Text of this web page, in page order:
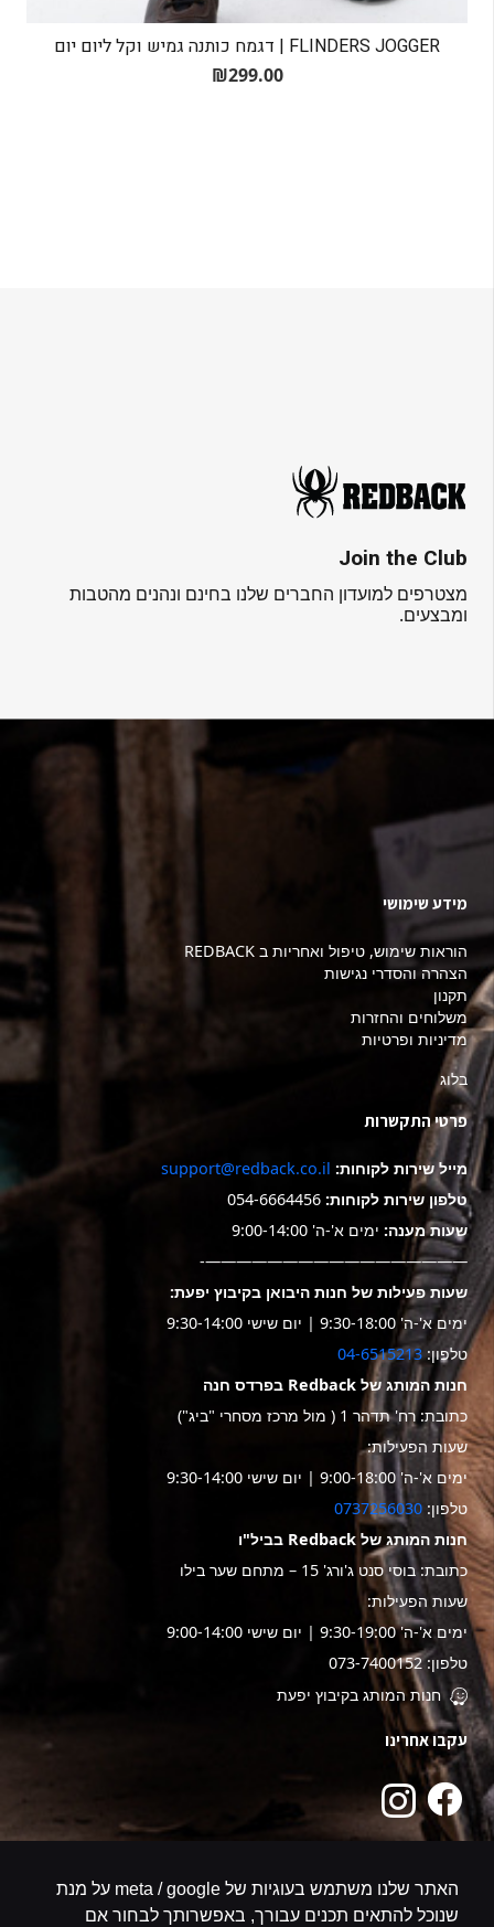
FLINDERS JOGGER | דגמח כותנה גמיש וקל ליום יום
₪299.00
Join the Club
מצטרפים למועדון החברים שלנו בחינם ונהנים מהטבות
ומבצעים.
מידע שימושי
הוראות שימוש, טיפול ואחריות ב REDBACK
הצהרה והסדרי נגישות
תקנון
משלוחים והחזרות
מדיניות ופרטיות
בלוג
פרטי התקשרות
מייל שירות לקוחות: support@redback.co.il
טלפון שירות לקוחות: 054-6664456
שעות מענה: ימים א'-ה' 9:00-14:00
—————————————————-
שעות פעילות של חנות היבואן בקיבוץ יפעת:
ימים א'-ה' 9:30-18:00 | יום שישי 9:30-14:00
טלפון: 04-6515213
חנות המותג של Redback בפרדס חנה
כתובת: רח' תדהר 1 ( מול מרכז מסחרי "ביג")
שעות הפעילות:
ימים א'-ה' 9:00-18:00 | יום שישי 9:30-14:00
טלפון: 0737256030
חנות המותג של Redback בביל"ו
כתובת: בוסי סנט ג'ורג' 15 – מתחם שער בילו
שעות הפעילות:
ימים א'-ה' 9:30-19:00 | יום שישי 9:00-14:00
טלפון: 073-7400152
חנות המותג בקיבוץ יפעת
עקבו אחרינו
האתר שלנו משתמש בעוגיות של meta / google על מנת
שנוכל להתאים תכנים עבורך, באפשרותך לבחור אם